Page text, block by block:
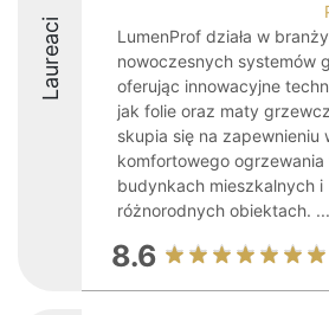
Laureaci
LumenProf działa w branży
nowoczesnych systemów
oferując innowacyjne
jak folie oraz maty
skupia się na zapewnieniu
komfortowego ogrzewania
budynkach mieszkalnych i
różnorodnych obiektach. ...
8.6